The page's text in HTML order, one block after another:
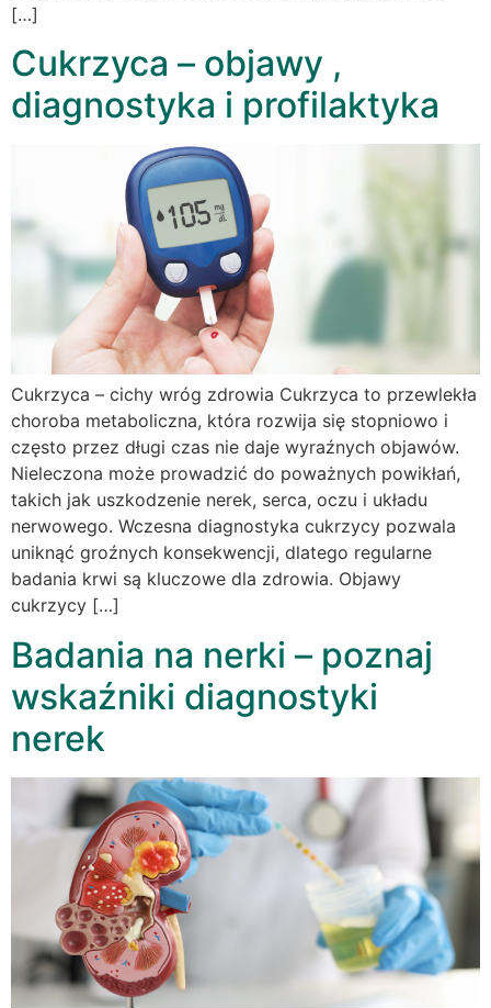
[…]
Cukrzyca – objawy ,
diagnostyka i profilaktyka
Cukrzyca – cichy wróg zdrowia Cukrzyca to przewlekła
choroba metaboliczna, która rozwija się stopniowo i
często przez długi czas nie daje wyraźnych objawów.
Nieleczona może prowadzić do poważnych powikłań,
takich jak uszkodzenie nerek, serca, oczu i układu
nerwowego. Wczesna diagnostyka cukrzycy pozwala
uniknąć groźnych konsekwencji, dlatego regularne
badania krwi są kluczowe dla zdrowia. Objawy
cukrzycy […]
Badania na nerki – poznaj
wskaźniki diagnostyki
nerek